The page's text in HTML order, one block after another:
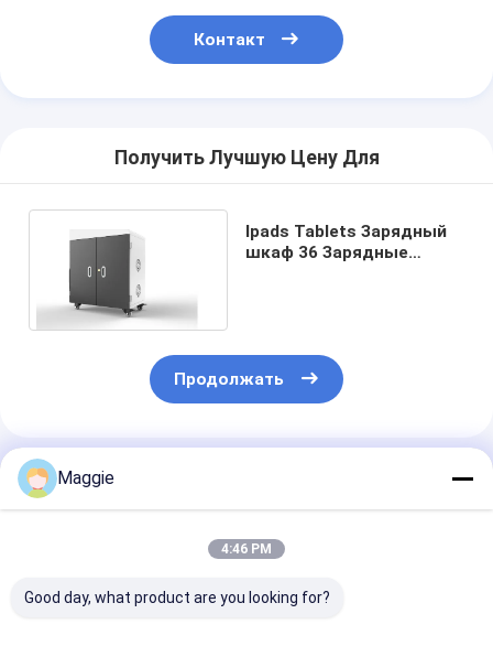
Контакт
Получить Лучшую Цену Для
Ipads Tablets Зарядный
шкаф 36 Зарядные
Продолжать
Порекомендованные Продукты
Maggie
4:46 PM
Good day, what product are you looking for?